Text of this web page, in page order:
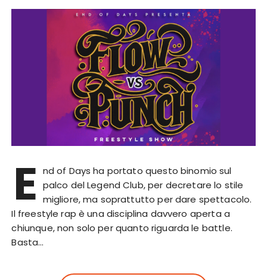
E nd of Days ha portato questo binomio sul
palco del Legend Club, per decretare lo stile
migliore, ma soprattutto per dare spettacolo.
Il freestyle rap è una disciplina davvero aperta a
chiunque, non solo per quanto riguarda le battle.
Basta…